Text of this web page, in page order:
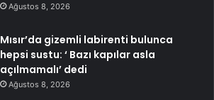
Ağustos 8, 2026
Mısır’da gizemli labirenti bulunca
hepsi sustu: ‘ Bazı kapılar asla
açılmamalı’ dedi
Ağustos 8, 2026